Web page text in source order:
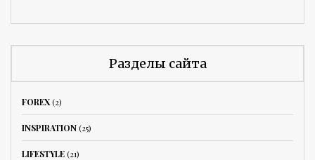
Разделы сайта
FOREX(2)
INSPIRATION(25)
LIFESTYLE(21)